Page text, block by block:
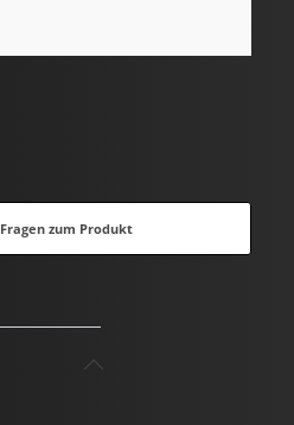
Fragen zum Produkt